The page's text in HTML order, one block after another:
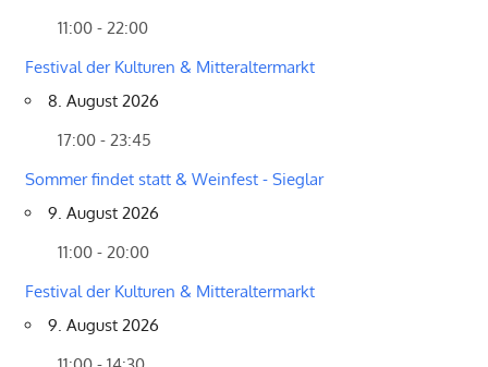
11:00 - 22:00
Festival der Kulturen & Mitteraltermarkt
8. August 2026
17:00 - 23:45
Sommer findet statt & Weinfest - Sieglar
9. August 2026
11:00 - 20:00
Festival der Kulturen & Mitteraltermarkt
9. August 2026